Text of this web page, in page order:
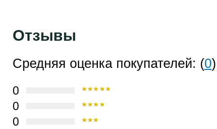
Отзывы
Средняя оценка покупателей: (0)
0
0
0